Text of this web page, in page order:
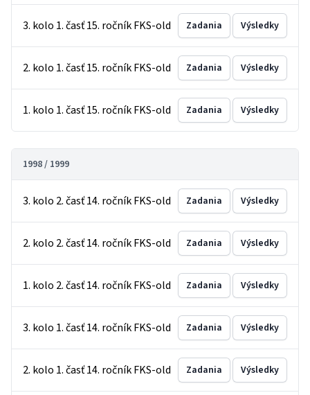
3. kolo 1. časť 15. ročník FKS-old Zadania Výsledky
2. kolo 1. časť 15. ročník FKS-old Zadania Výsledky
1. kolo 1. časť 15. ročník FKS-old Zadania Výsledky
1998 / 1999
3. kolo 2. časť 14. ročník FKS-old Zadania Výsledky
2. kolo 2. časť 14. ročník FKS-old Zadania Výsledky
1. kolo 2. časť 14. ročník FKS-old Zadania Výsledky
3. kolo 1. časť 14. ročník FKS-old Zadania Výsledky
2. kolo 1. časť 14. ročník FKS-old Zadania Výsledky